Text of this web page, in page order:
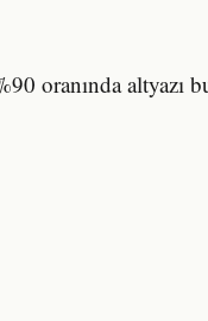
oranında altyazı